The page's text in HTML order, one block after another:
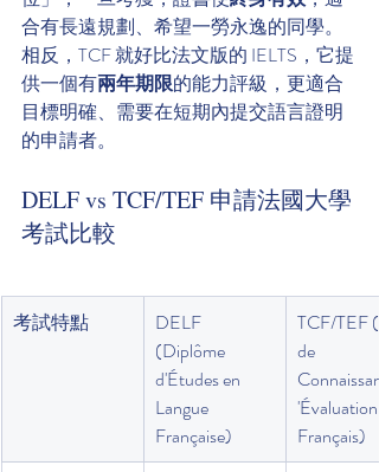
合有長遠規劃、希望一勞永逸的同學。
相反，TCF 就好比法文版的 IELTS，它提
供一個有兩年期限的能力評級，更適合
目標明確、需要在短期內提交語言證明
的申請者。
DELF vs TCF/TEF 申請法國大學
考試比較
考試特點
DELF
(Diplôme
d'Études en
Langue
Française)
TCF/TEF
de
'Évaluation
Français)